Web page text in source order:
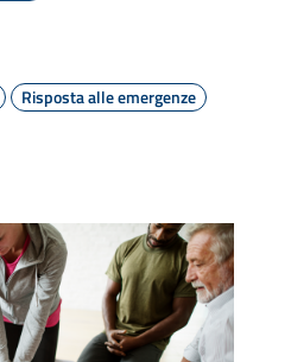
Risposta alle emergenze